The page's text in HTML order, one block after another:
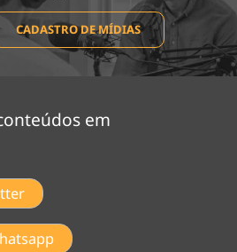
CADASTRO DE MÍDIAS
em